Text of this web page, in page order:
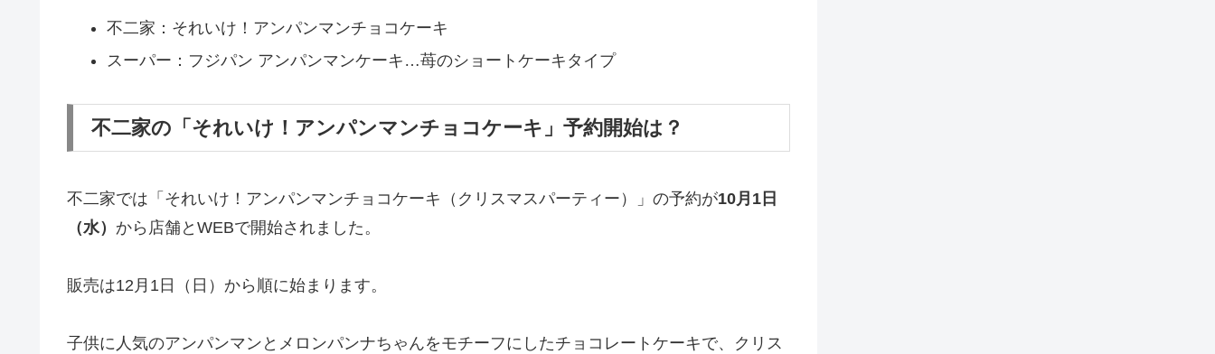
不二家：それいけ！アンパンマンチョコケーキ
スーパー：フジパン アンパンマンケーキ…苺のショートケーキタイプ
不二家の「それいけ！アンパンマンチョコケーキ」予約開始は？
不二家では「それいけ！アンパンマンチョコケーキ（クリスマスパーティー）」の予約が10月1日
（水） から店舗とWEBで開始されました。
販売は12月1日（日）から順に始まります。
子供に人気のアンパンマンとメロンパンナちゃんをモチーフにしたチョコレートケーキで、クリス